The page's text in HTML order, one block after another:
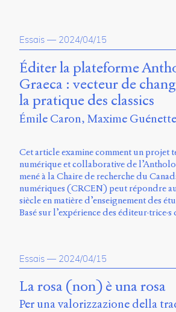
Essais — 2024/04/15
Éditer la plateforme
Graeca : vecteur de
la pratique des classics
Émile Caron Maxime Guénette
Cet article examine comment un projet
numérique et collaborative de
mené à la Chaire de recherche du
numériques (CRCEN) peut répondre
siècle en matière d’enseignement des
Basé sur l’expérience des
Essais — 2024/04/15
La rosa (non) è una rosa
Per una valorizzazione della